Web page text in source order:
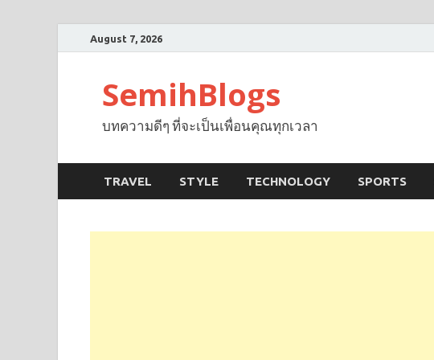
August 7, 2026
SemihBlogs
บทความดีๆ ที่จะเป็นเพื่อนคุณทุกเวลา
TRAVEL STYLE TECHNOLOGY SPORTS